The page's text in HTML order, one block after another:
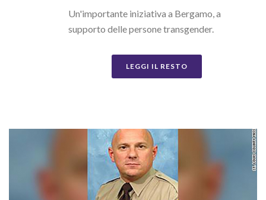
Un'importante iniziativa a Bergamo, a
supporto delle persone transgender.
LEGGI IL RESTO